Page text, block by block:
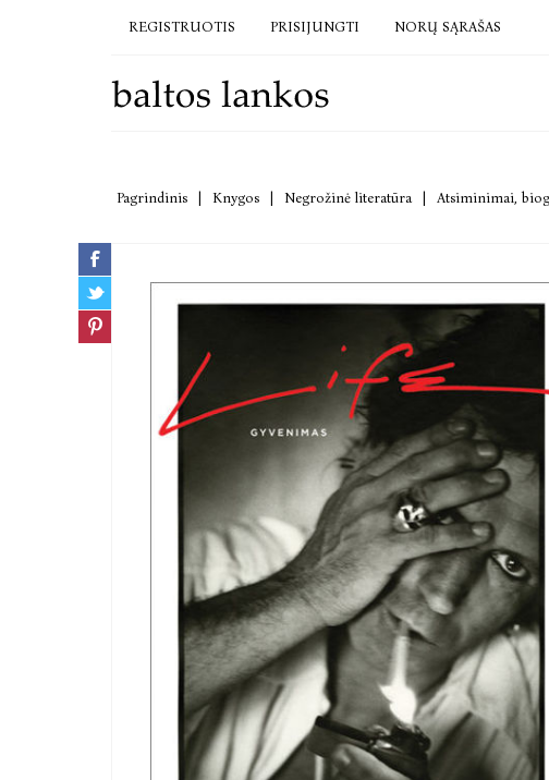
REGISTRUOTIS PRISIJUNGTI NORŲ SĄRAŠAS
Pagrindinis Knygos Negrožinė literatūra Atsiminimai,